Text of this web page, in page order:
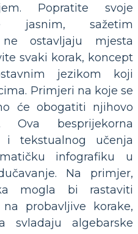
Popratite svoje
jasnim, sažetim
ostavljaju mjesta
svaki korak, koncept
jezikom koji
Primjeri na koje se
će obogatiti njihovo
Ova besprijekorna
i tekstualnog učenja
infografiku u
Na primjer,
mogla bi rastaviti
probavljive korake,
svladaju algebarske